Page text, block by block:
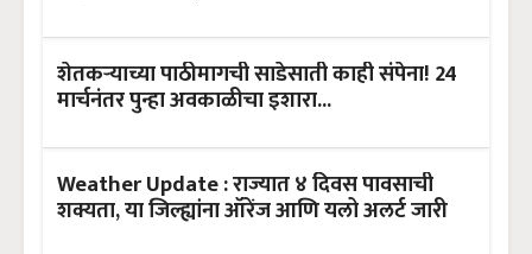
शेतकऱ्याच्या पाठीमागची साडेसाती काही संपेना! 24
मार्चनंतर पुन्हा अवकाळीचा इशारा...
Weather Update : राज्यात ४ दिवस पावसाची
शक्यता, या जिल्ह्यांना ऑरेंज आणि यलो अलर्ट जारी